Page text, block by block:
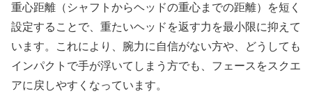
重心距離（シャフトからヘッドの重心までの距離）を短く
設定することで、重たいヘッドを返す力を最小限に抑えて
います。これにより、腕力に自信がない方や、どうしても
インパクトで手が浮いてしまう方でも、フェースをスクエ
アに戻しやすくなっています。